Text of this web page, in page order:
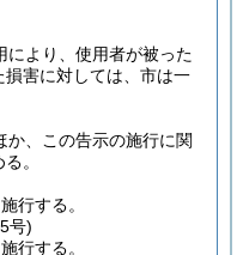
により、使用者が被った
害に対しては、市は一
か、この告示の施行に関
。
行する。
号)
行する。